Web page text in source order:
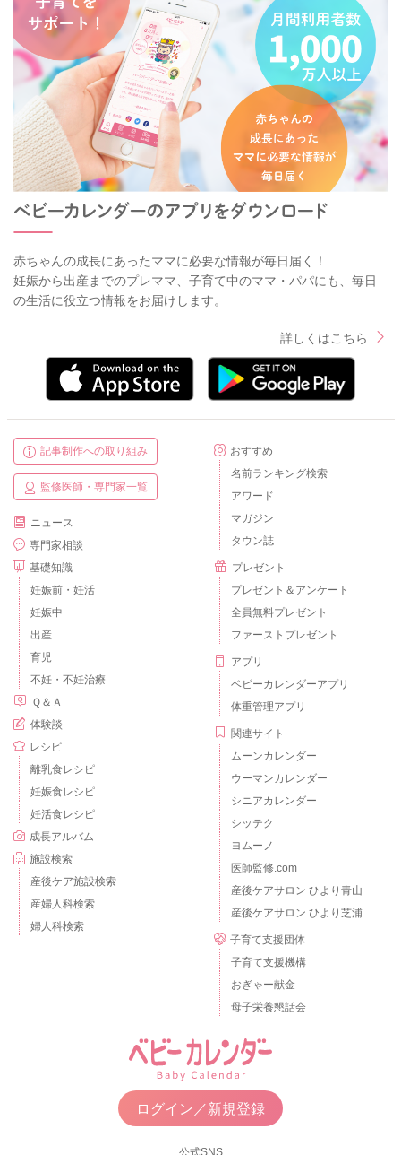
赤ちゃんの成長にあったママに必要な情報が毎日届く！
妊娠から出産までのプレママ、子育て中のママ・パパにも、毎日
の生活に役立つ情報をお届けします。
詳しくはこちら
記事制作への取り組み
監修医師・専門家一覧
ニュース
専門家相談
基礎知識
妊娠前・妊活
妊娠中
出産
育児
不妊・不妊治療
Ｑ＆Ａ
体験談
レシピ
離乳食レシピ
妊娠食レシピ
妊活食レシピ
成長アルバム
施設検索
産後ケア施設検索
産婦人科検索
婦人科検索
おすすめ
名前ランキング検索
アワード
マガジン
タウン誌
プレゼント
プレゼント＆アンケート
全員無料プレゼント
ファーストプレゼント
アプリ
ベビーカレンダーアプリ
体重管理アプリ
関連サイト
ムーンカレンダー
ウーマンカレンダー
シニアカレンダー
シッテク
ヨムーノ
医師監修.com
産後ケアサロン ひより青山
産後ケアサロン ひより芝浦
子育て支援団体
子育て支援機構
おぎゃー献金
母子栄養懇話会
ログイン／新規登録